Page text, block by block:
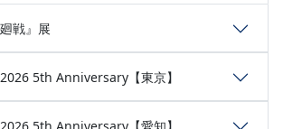
戦』展
5th Anniversary【東京】